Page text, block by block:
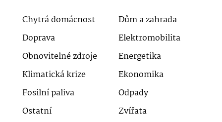
Chytrá domácnost
Dům a zahrada
Doprava
Elektromobilita
Obnovitelné zdroje
Energetika
Klimatická krize
Ekonomika
Fosilní paliva
Odpady
Ostatní
Zvířata